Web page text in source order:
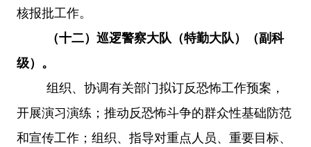
核报批工作。
（十二） 巡逻警察大队（特勤大队）（副科
级）。
组织、协调有关部门拟订反恐怖工作预案，
开展演习演练；推动反恐怖斗争的群众性基础防范
和宣传工作；组织、指导对重点人员、重要目标、